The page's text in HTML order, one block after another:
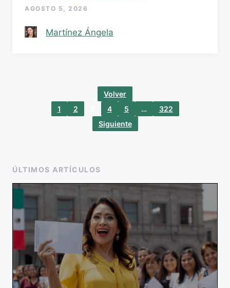
AGOSTO 5, 2026
Martínez Ángela
Volver
1
2 4 5 …
322
Siguiente
ÚLTIMOS ARTÍCULOS